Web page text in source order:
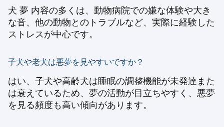
犬 夢 内容の多くは、動物病院での嫌な体験や大き
な音、他の動物とのトラブルなど、実際に経験した
ストレスが中心です。
子犬や老犬は悪夢を見やすいですか？
はい、子犬や高齢犬は睡眠の調整機能が未発達また
は衰えているため、夢の活動が目立ちやすく、悪夢
を見る頻度も高い傾向があります。